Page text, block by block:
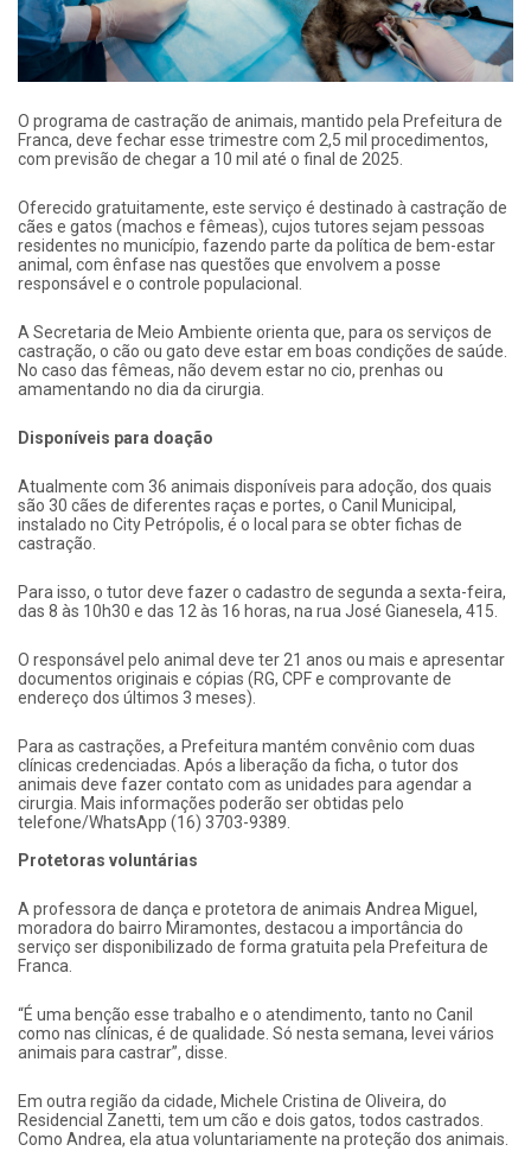
O programa de castração de animais, mantido pela Prefeitura de
Franca, deve fechar esse trimestre com 2,5 mil procedimentos,
com previsão de chegar a 10 mil até o final de 2025.
Oferecido gratuitamente, este serviço é destinado à castração de
cães e gatos (machos e fêmeas), cujos tutores sejam pessoas
residentes no município, fazendo parte da política de bem-estar
animal, com ênfase nas questões que envolvem a posse
responsável e o controle populacional.
A Secretaria de Meio Ambiente orienta que, para os serviços de
castração, o cão ou gato deve estar em boas condições de saúde.
No caso das fêmeas, não devem estar no cio, prenhas ou
amamentando no dia da cirurgia.
Disponíveis para doação
Atualmente com 36 animais disponíveis para adoção, dos quais
são 30 cães de diferentes raças e portes, o Canil Municipal,
instalado no City Petrópolis, é o local para se obter fichas de
castração.
Para isso, o tutor deve fazer o cadastro de segunda a sexta-feira,
das 8 às 10h30 e das 12 às 16 horas, na rua José Gianesela, 415.
O responsável pelo animal deve ter 21 anos ou mais e apresentar
documentos originais e cópias (RG, CPF e comprovante de
endereço dos últimos 3 meses).
Para as castrações, a Prefeitura mantém convênio com duas
clínicas credenciadas. Após a liberação da ficha, o tutor dos
animais deve fazer contato com as unidades para agendar a
cirurgia. Mais informações poderão ser obtidas pelo
telefone/WhatsApp (16) 3703-9389.
Protetoras voluntárias
A professora de dança e protetora de animais Andrea Miguel,
moradora do bairro Miramontes, destacou a importância do
serviço ser disponibilizado de forma gratuita pela Prefeitura de
Franca.
“É uma benção esse trabalho e o atendimento, tanto no Canil
como nas clínicas, é de qualidade. Só nesta semana, levei vários
animais para castrar”, disse.
Em outra região da cidade, Michele Cristina de Oliveira, do
Residencial Zanetti, tem um cão e dois gatos, todos castrados.
Como Andrea, ela atua voluntariamente na proteção dos animais.